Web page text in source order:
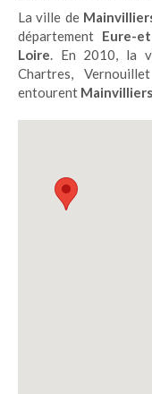
La ville de
département Eure-
Loire. En 2010, la
Chartres,
entourent Mainvilliers